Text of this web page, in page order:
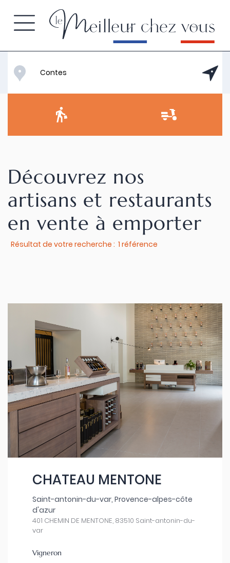
Découvrez nos
artisans et restaurants
en vente à emporter
Résultat de votre recherche : 1 référence
CHATEAU MENTONE
Saint-antonin-du-var, Provence-alpes-côte
d'azur
401 CHEMIN DE MENTONE, 83510 Saint-antonin-du-
var
Vigneron